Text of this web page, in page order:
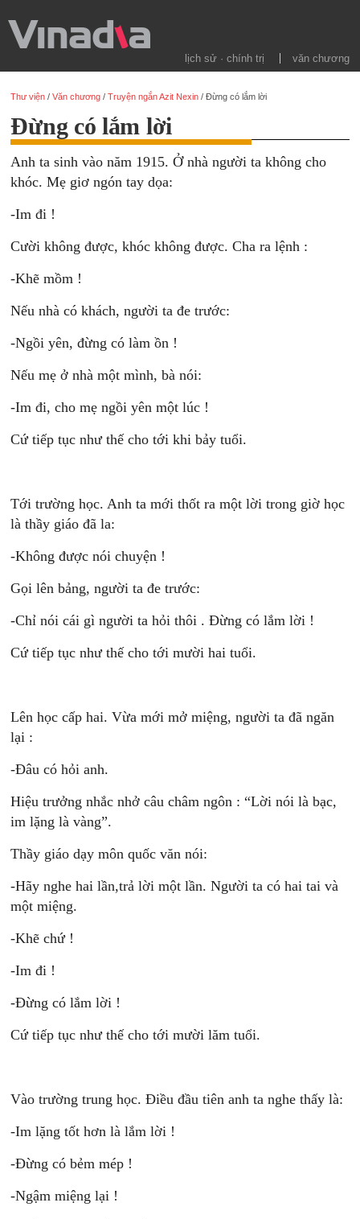
lịch sử · chính trị văn chương
Thư viện /Văn chương /Truyện ngắn Azit Nexin /Đừng có lắm lời
Đừng có lắm lời
Anh ta sinh vào năm 1915. Ở nhà người ta không cho
khóc. Mẹ giơ ngón tay dọa:
-Im đi !
Cười không được, khóc không được. Cha ra lệnh :
-Khẽ mồm !
Nếu nhà có khách, người ta đe trước:
-Ngồi yên, đừng có làm ồn !
Nếu mẹ ở nhà một mình, bà nói:
-Im đi, cho mẹ ngồi yên một lúc !
Cứ tiếp tục như thế cho tới khi bảy tuổi.
Tới trường học. Anh ta mới thốt ra một lời trong giờ học
là thầy giáo đã la:
-Không được nói chuyện !
Gọi lên bảng, người ta đe trước:
-Chỉ nói cái gì người ta hỏi thôi . Đừng có lắm lời !
Cứ tiếp tục như thế cho tới mười hai tuổi.
Lên học cấp hai. Vừa mới mở miệng, người ta đã ngăn
lại :
-Đâu có hỏi anh.
Hiệu trưởng nhắc nhở câu châm ngôn : “Lời nói là bạc,
im lặng là vàng”.
Thầy giáo dạy môn quốc văn nói:
-Hãy nghe hai lần,trả lời một lần. Người ta có hai tai và
một miệng.
-Khẽ chứ !
-Im đi !
-Đừng có lắm lời !
Cứ tiếp tục như thế cho tới mười lăm tuổi.
Vào trường trung học. Điều đầu tiên anh ta nghe thấy là:
-Im lặng tốt hơn là lắm lời !
-Đừng có bẻm mép !
-Ngậm miệng lại !